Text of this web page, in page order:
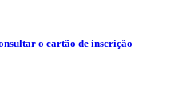
o cartão de inscrição